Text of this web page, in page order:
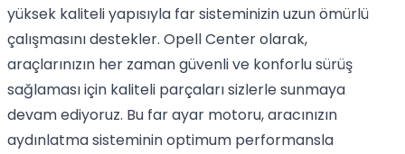
yüksek kaliteli yapısıyla far sisteminizin uzun ömürlü
çalışmasını destekler. Opell Center olarak,
araçlarınızın her zaman güvenli ve konforlu sürüş
sağlaması için kaliteli parçaları sizlerle sunmaya
devam ediyoruz. Bu far ayar motoru, aracınızın
aydınlatma sisteminin optimum performansla